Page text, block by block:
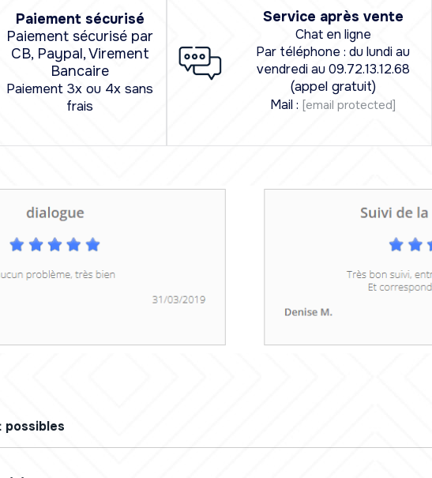
Paiement sécurisé
Paiement sécurisé par
CB, Paypal, Virement
Bancaire
Paiement 3x ou 4x sans
frais
Service après vente
Chat en ligne
Par téléphone : du lundi au
vendredi au 09.72.13.12.68
(appel gratuit)
Mail : [email protected]
possibles